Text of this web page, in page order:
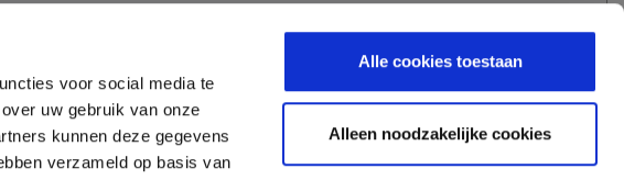
voor social media te
uw gebruik van onze
kunnen deze gegevens
verzameld op basis van
Alle cookies toestaan
Alleen noodzakelijke cookies